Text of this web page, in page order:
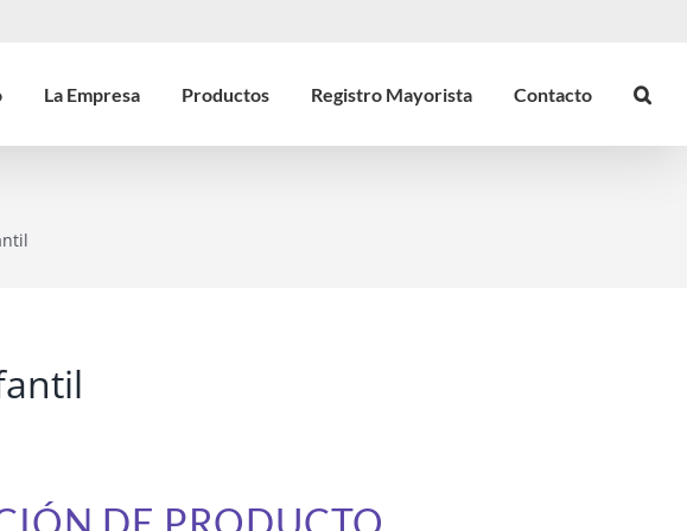
La Empresa Productos Registro Mayorista Contacto